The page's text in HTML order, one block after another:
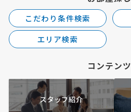
こだわり条件検索
エリア検索
コンテンツ
スタッフ紹介